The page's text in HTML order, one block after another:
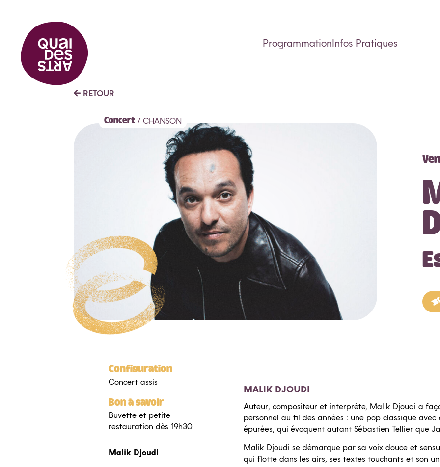
Programmation Infos Pratiques
RETOUR
Concert / CHANSON
Configuration
Concert assis
Bon à savoir
Buvette et petite
restauration dès 19h30
Malik Djoudi
MALIK DJOUDI
Auteur, compositeur et interprète, Malik Djoudi a
personnel au fil des années : une pop classique avec
épurées, qui évoquent autant Sébastien Tellier que
Malik Djoudi se démarque par sa voix douce et
qui flotte dans les airs, ses textes touchants et son